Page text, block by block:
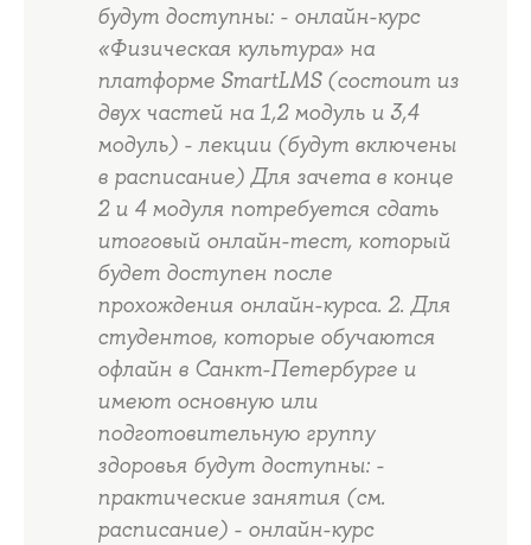
будут доступны: - онлайн-курс
«Физическая культура» на
платформе SmartLMS (состоит из
двух частей на 1,2 модуль и 3,4
модуль) - лекции (будут включены
в расписание) Для зачета в конце
2 и 4 модуля потребуется сдать
итоговый онлайн-тест, который
будет доступен после
прохождения онлайн-курса. 2. Для
студентов, которые обучаются
офлайн в Санкт-Петербурге и
имеют основную или
подготовительную группу
здоровья будут доступны: -
практические занятия (см.
расписание) - онлайн-курс